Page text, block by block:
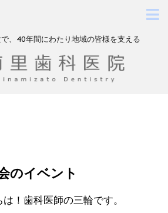
、40年間にわたり地域の皆様を支える
のイベント
！歯科医師の三輪です。